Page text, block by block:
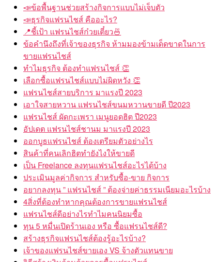
📣ข้อพื้นฐานช่วยสร้างกิจการแบบไม่เจ็บตัว
📣ธุรกิจแฟรนไชส์ คืออะไร?
📍ชี้เป้า แฟรนไชส์ก๋วยเตี๋ยว🍜
ข้อคำนึงถึงที่เจ้าของธุรกิจ ห้ามมองข้ามเด็ดขาดในการ
ขายแฟรนไชส์
ทำไมธุรกิจ ต้องทำแฟรนไชส์ 👏
เลือกซื้อแฟรนไชส์แบบไม่ผิดหวัง 👏
แฟรนไชส์สายบริการ มาแรงปี 2023
เอาใจสายหวาน แฟรนไชส์ขนมหวานขายดี ปี2023
แฟรนไชส์ ผัดกะเพรา เมนูยอดฮิต ปี2023
อัปเดต แฟรนไชส์ชานม มาแรงปี 2023
ออกบูธแฟรนไชส์ ต้องเตรียมตัวอย่างไร
สินค้าที่คนเลิกฮิตทำยังไงให้ขายดี
เป็น Freelance ลงทุนแฟรนไชส์อะไรได้บ้าง
ประเมินมูลค่ากิจการ สำหรับซื้อ-ขาย กิจการ
อยากลงทุน ” แฟรนไชส์ ” ต้องจ่ายค่าธรรมเนียมอะไรบ้าง
4สิ่งที่ต้องทำหากคุณต้องการขายแฟรนไชส์
แฟรนไชส์ดีอย่างไรทำไมคนนิยมซื้อ
ทุน 5 หมื่นเปิดร้านเอง หรือ ซื้อแฟรนไชส์ดี?
สร้างธุรกิจแฟรนไชส์ต้องรู้อะไรบ้าง?
เจ้าของแฟรนไชส์ขายเอง VS จ้างตัวแทนขาย